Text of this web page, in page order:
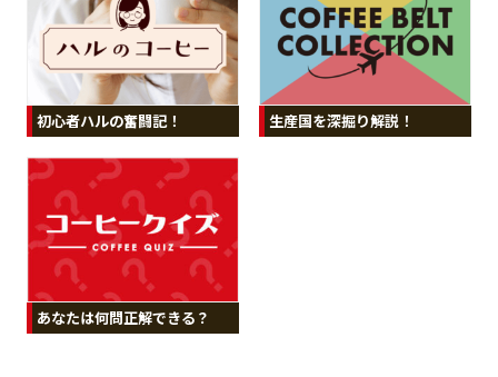
初心者ハルの奮闘記！ 生産国を深掘り解説！
あなたは何問正解できる？